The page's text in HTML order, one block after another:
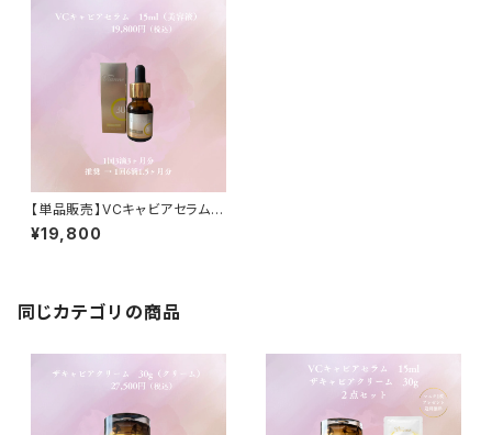
【単品販売】VCキャビアセラム
15ml
¥19,800
同じカテゴリの商品